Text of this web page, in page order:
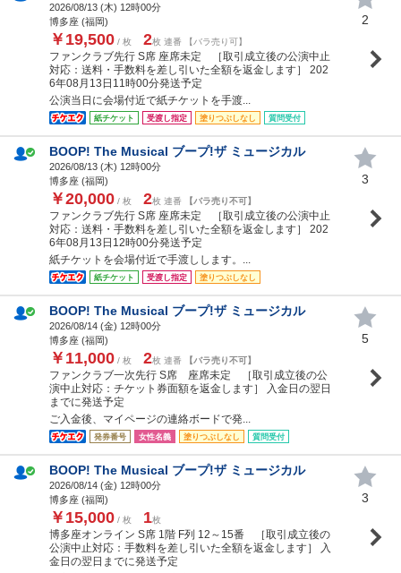
2026/08/13 (木) 12時00分
博多座 (福岡)
￥19,500 / 枚 2枚 連番 【バラ売り可】
ファンクラブ先行 S席 座席未定 ［取引成立後の公演中止
対応：送料・手数料を差し引いた全額を返金します］ 202
6年08月13日11時00分発送予定
公演当日に会場付近で紙チケットを手渡...
紙チケット 受渡し指定 塗りつぶしなし 質問受付
2
BOOP! The Musical ブープ!ザ ミュージカル
2026/08/13 (木) 12時00分
博多座 (福岡)
￥20,000 / 枚 2枚 連番 【バラ売り不可】
ファンクラブ先行 S席 座席未定 ［取引成立後の公演中止
対応：送料・手数料を差し引いた全額を返金します］ 202
6年08月13日12時00分発送予定
紙チケットを会場付近で手渡しします。...
紙チケット 受渡し指定 塗りつぶしなし
3
BOOP! The Musical ブープ!ザ ミュージカル
2026/08/14 (金) 12時00分
博多座 (福岡)
￥11,000 / 枚 2枚 連番 【バラ売り不可】
ファンクラブ一次先行 S席 座席未定 ［取引成立後の公
演中止対応：チケット券面額を返金します］ 入金日の翌日
までに発送予定
ご入金後、マイページの連絡ボードで発...
発券番号 女性名義 塗りつぶしなし 質問受付
5
BOOP! The Musical ブープ!ザ ミュージカル
2026/08/14 (金) 12時00分
博多座 (福岡)
￥15,000 / 枚 1枚
博多座オンライン S席 1階 F列 12～15番 ［取引成立後の
公演中止対応：手数料を差し引いた全額を返金します］ 入
金日の翌日までに発送予定
3